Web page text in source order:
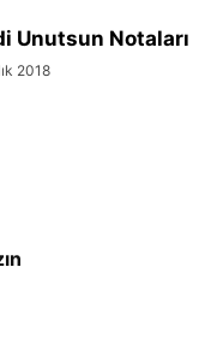
Unutsun Notaları
2018